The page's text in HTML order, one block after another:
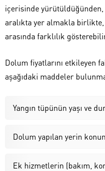
içerisinde
aralıkta yer almakla birlikte,
arasında farklılık
Dolum fiyatlarını etkileyen
aşağıdaki maddeler
Yangın tüpünün yaşı ve
Dolum yapılan yerin
Ek hizmetlerin (bakım,